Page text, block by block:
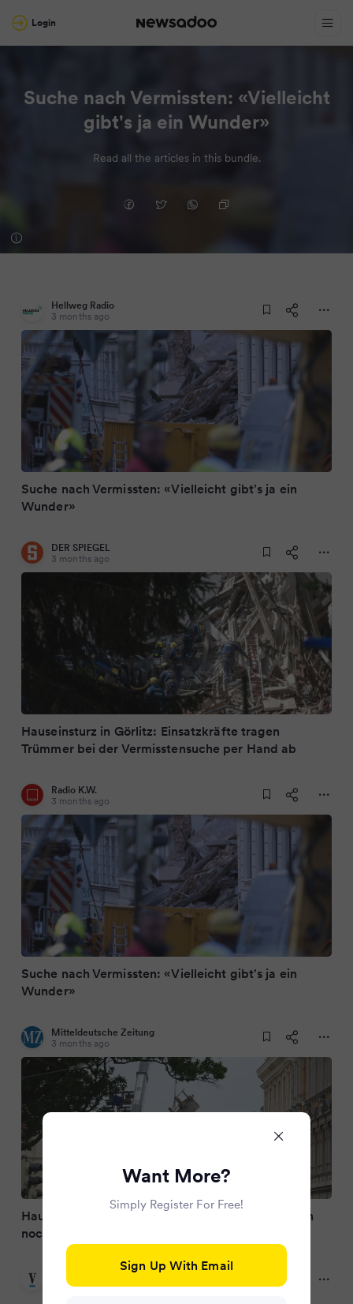
Login
Suche nach Vermissten: «Vielleicht
gibt's ja ein Wunder»
Read all the articles in this bundle.
Hellweg Radio
3 months ago
Suche nach Vermissten: «Vielleicht gibt's ja ein
Wunder»
DER SPIEGEL
3 months ago
Hauseinsturz in Görlitz: Einsatzkräfte tragen
Trümmer bei der Vermisstensuche per Hand ab
Radio K.W.
3 months ago
Suche nach Vermissten: «Vielleicht gibt's ja ein
Wunder»
Mitteldeutsche Zeitung
3 months ago
Hauseinsturz: Suche nach Vermissten: „Wir haben
noch nichts gefunden“
3 months ago
Want More?
Simply Register For Free!
Sign Up With Email